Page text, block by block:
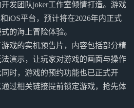
发团队joker工作室倾情打造。游戏
iOS平台，预计将在2026年内正式
的海上冒险体验。
戏的实机预告片，内容包括部分精
演示，让玩家对游戏的画面与操作
时，游戏的预约功能也已正式开
过相关链接提前锁定游戏，抢先体